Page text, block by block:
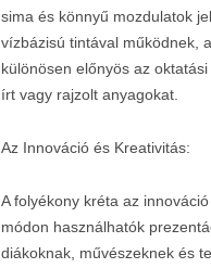
sima és könnyű mozdulatok
vízbázisú tintával működnek,
különösen előnyös az
írt vagy rajzolt anyagokat.
Az Innováció és Kreativitás:
A folyékony kréta az
módon használhatók
diákoknak, művészeknek és